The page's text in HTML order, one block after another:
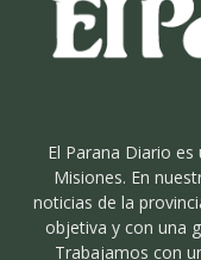
El Parana Diario
Misiones. En
noticias de la
objetiva y con una
Trabajamos con